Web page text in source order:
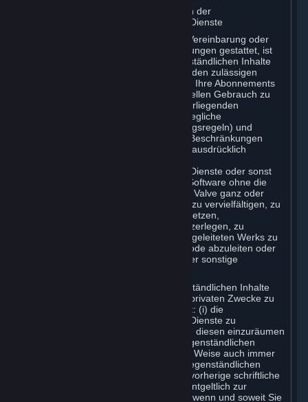
G. Nutzungsbeschränkungen bezüglich der
vertragsgegenständlichen Inhalte und Dienste
Soweit nicht gemäß der vorliegenden Vereinbarung oder
den einschlägigen Abonnementbedingungen gestattet, ist
es Ihnen untersagt, die vertragsgegenständlichen Inhalte
und Dienste für andere Zwecke als für den zulässigen
Zugriff auf die Steam-Plattform und auf Ihre Abonnements
sowie für den privaten, nicht kommerziellen Gebrauch zu
verwenden. Soweit nicht gemäß der vorliegenden
Vereinbarung (umfasst sind hier auch jegliche
Abonnementbedingungen oder Nutzungsregeln) und
ungeachtet der vorliegend geregelten Beschränkungen
nach einschlägigem (Gesetzes-)Recht ausdrücklich
vertragsgegenständlichen Inhalte und Dienste oder sonst
über die Steam-Plattform abgerufene Software ohne die
vorherige, schriftliche Zustimmung von Valve ganz oder
teilweise zu kopieren, zu fotokopieren, zu vervielfältigen, zu
veröffentlichen, zu vertreiben, zu übersetzen,
nachzukonstruieren, zu verändern, zu zerlegen, zu
dekompilieren, zur Grundlage eines abgeleiteten Werks zu
machen oder aus ihr/ihnen den Quellcode abzuleiten oder
von ihr/ihnen Schutzrechtshinweise oder sonstige
Sie sind berechtigt, die vertragsgegenständlichen Inhalte
und Dienste für Ihre persönlichen und privaten Zwecke zu
nutzen, Sie sind jedoch nicht berechtigt: (i) die
vertragsgegenständlichen Inhalte und Dienste zu
vertreiben, Dritten Sicherheitsrechte an diesen einzuräumen
oder Vervielfältigungen der vertragsgegenständlichen
Inhalte oder Dienste in welcher Art und Weise auch immer
auf Dritte zu übertragen, die vertragsgegenständlichen
Inhalte und Dienste anderen ohne die vorherige schriftliche
Zustimmung von Valve zu vermieten, entgeltlich zur
Nutzung oder in Lizenz zu überlassen, wenn und soweit Sie